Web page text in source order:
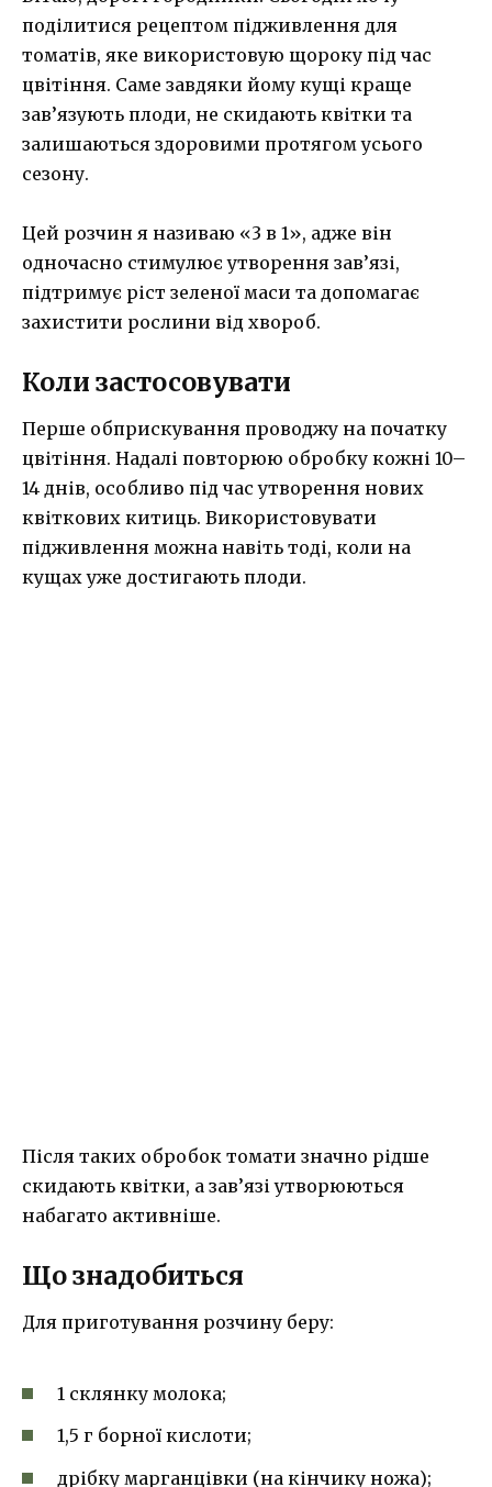
поділитися рецептом підживлення для
томатів, яке використовую щороку під час
цвітіння. Саме завдяки йому кущі краще
зав’язують плоди, не скидають квітки та
залишаються здоровими протягом усього
сезону.
Цей розчин я називаю «3 в 1», адже він
одночасно стимулює утворення зав’язі,
підтримує ріст зеленої маси та допомагає
захистити рослини від хвороб.
Коли застосовувати
Перше обприскування проводжу на початку
цвітіння. Надалі повторюю обробку кожні 10–
14 днів, особливо під час утворення нових
квіткових китиць. Використовувати
підживлення можна навіть тоді, коли на
кущах уже достигають плоди.
Після таких обробок томати значно рідше
скидають квітки, а зав’язі утворюються
набагато активніше.
Що знадобиться
Для приготування розчину беру:
1 склянку молока;
1,5 г борної кислоти;
дрібку марганцівки (на кінчику ножа);